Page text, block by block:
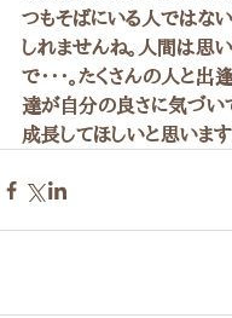
つもそばにいる人ではな
しれませんね。人間は思
で・・・。たくさんの人と出
達が自分の良さに気づい
成長してほしいと思います